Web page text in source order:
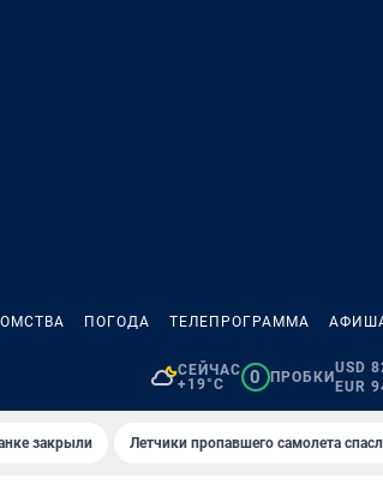
ПОГОДА ТЕЛЕПРОГРАММА
СЕЙЧАС
+19°C
0 ПРОБКИ
USD
EUR
закрыли Летчики пропавшего самолета